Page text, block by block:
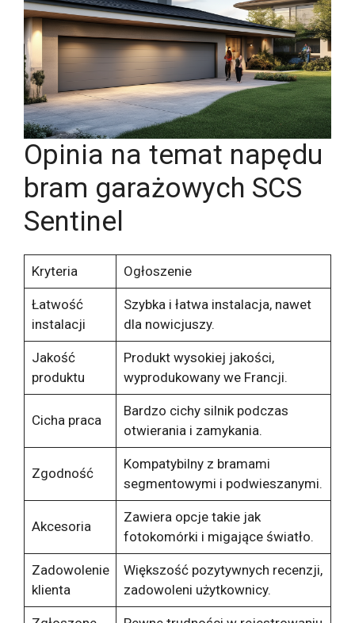
Opinia na temat napędu
bram garażowych SCS
Sentinel
Kryteria Ogłoszenie
Łatwość
instalacji
Szybka i łatwa instalacja, nawet
dla nowicjuszy.
Jakość
produktu
Produkt wysokiej jakości,
wyprodukowany we Francji.
Cicha praca
Bardzo cichy silnik podczas
otwierania i zamykania.
Zgodność
Kompatybilny z bramami
segmentowymi i podwieszanymi.
Akcesoria
Zawiera opcje takie jak
fotokomórki i migające światło.
Zadowolenie
klienta
Większość pozytywnych recenzji,
zadowoleni użytkownicy.